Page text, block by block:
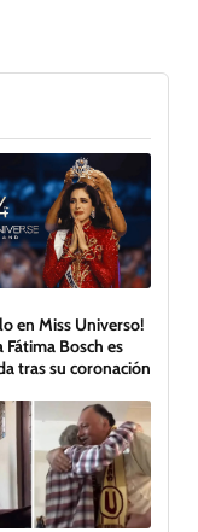
en Miss Universo!
Fátima Bosch es
tras su coronación